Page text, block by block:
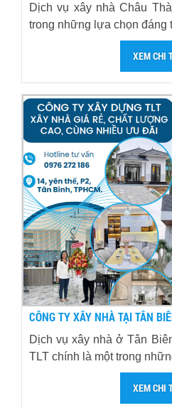
Dịch vụ xây nhà Châu
trong những lựa chọn đáng
XEM CHI
CÔNG TY XÂY NHÀ TẠI TÂN
Dịch vụ xây nhà ở Tân
TLT chính là một trong
XEM CHI